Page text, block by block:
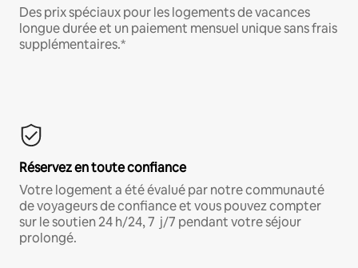
Des prix spéciaux pour les logements de vacances
longue durée et un paiement mensuel unique sans frais
supplémentaires.*
Réservez en toute confiance
Votre logement a été évalué par notre communauté
de voyageurs de confiance et vous pouvez compter
sur le soutien 24 h/24, 7 j/7 pendant votre séjour
prolongé.